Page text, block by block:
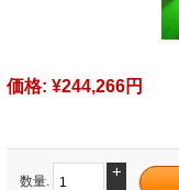
価格: ¥244,266円
数量.
+